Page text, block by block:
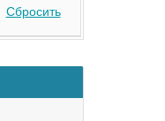
Сбросить